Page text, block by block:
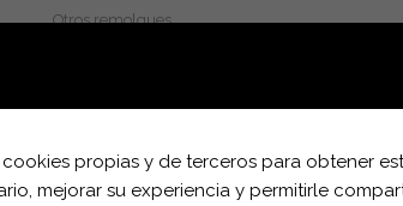
Otros remolques
Leer más
propias y de terceros para obtener
mejorar su experiencia y permitirle